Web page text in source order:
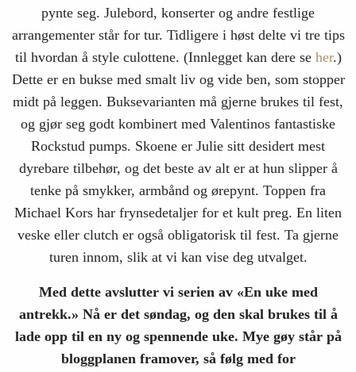
pynte seg. Julebord, konserter og andre festlige
arrangementer står for tur. Tidligere i høst delte vi tre tips
til hvordan å style culottene. (Innlegget kan dere se her.)
Dette er en bukse med smalt liv og vide ben, som stopper
midt på leggen. Buksevarianten må gjerne brukes til fest,
og gjør seg godt kombinert med Valentinos fantastiske
Rockstud pumps. Skoene er Julie sitt desidert mest
dyrebare tilbehør, og det beste av alt er at hun slipper å
tenke på smykker, armbånd og ørepynt. Toppen fra
Michael Kors har frynsedetaljer for et kult preg. En liten
veske eller clutch er også obligatorisk til fest. Ta gjerne
turen innom, slik at vi kan vise deg utvalget.
Med dette avslutter vi serien av «En uke med
antrekk.» Nå er det søndag, og den skal brukes til å
lade opp til en ny og spennende uke. Mye gøy står på
bloggplanen framover, så følg med for